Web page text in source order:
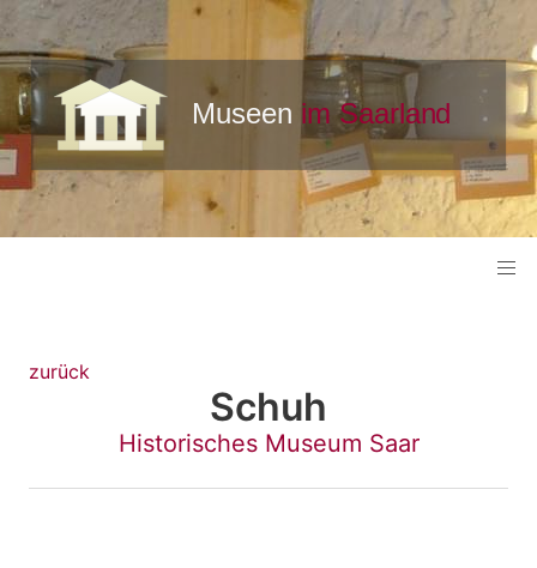
zurück
Schuh
Historisches Museum Saar